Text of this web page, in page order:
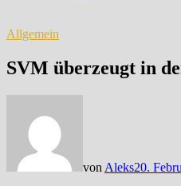
Allgemein
SVM überzeugt in
von Aleks20.